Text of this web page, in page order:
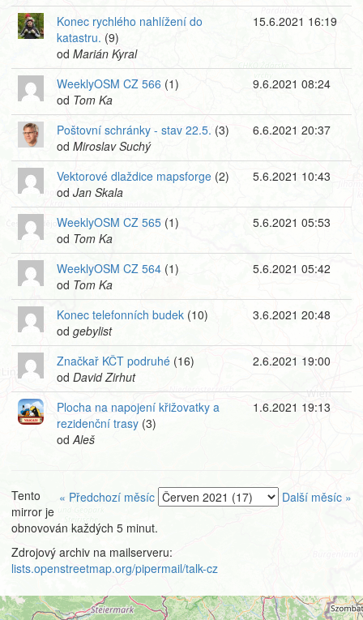
Konec rychlého nahlížení do
katastru. (9)
od Marián Kyral
15.6.2021 16:19
WeeklyOSM CZ 566 (1)
od Tom Ka
9.6.2021 08:24
Poštovní schránky - stav 22.5. (3)
od Miroslav Suchý
6.6.2021 20:37
Vektorové dlaždice mapsforge (2)
od Jan Skala
5.6.2021 10:43
WeeklyOSM CZ 565 (1)
od Tom Ka
5.6.2021 05:53
WeeklyOSM CZ 564 (1)
od Tom Ka
5.6.2021 05:42
Konec telefonních budek (10)
od gebylist
3.6.2021 20:48
Značkař KČT podruhé (16)
od David Zirhut
2.6.2021 19:00
Plocha na napojení křižovatky a
rezidenční trasy (3)
odAleš
1.6.2021 19:13
« Předchozí měsíc Další měsíc »
Tento
mirror je
obnovován každých 5 minut.
Zdrojový archiv na mailserveru:
lists.openstreetmap.org/pipermail/talk-cz